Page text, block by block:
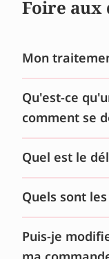
Foire aux
Mon
Qu'est-ce
comment se
Quel est le
Quels sont
Puis-je